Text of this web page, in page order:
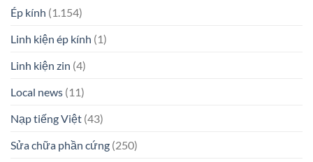
Ép kính (1.154)
Linh kiện ép kính (1)
Linh kiện zin (4)
Local news (11)
Nạp tiếng Việt (43)
Sửa chữa phần cứng (250)